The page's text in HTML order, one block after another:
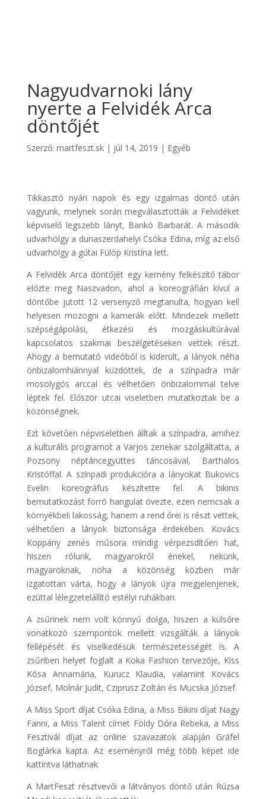
Nagyudvarnoki lány
nyerte a Felvidék Arca
döntőjét
Szerző: martfeszt.sk| júl 14, 2019 | Egyéb
Tikkasztó nyári napok és egy izgalmas döntő után
vagyunk, melynek során megválasztották a Felvidéket
képviselő legszebb lányt, Bankó Barbarát. A második
udvarhölgy a dunaszerdahelyi Csóka Edina, míg az első
udvarhölgy a gútai Fülöp Kristína lett.
A Felvidék Arca döntőjét egy kemény felkészítő tábor
előzte meg Naszvadon, ahol a koreográfián kívül a
döntőbe jutott 12 versenyző megtanulta, hogyan kell
helyesen mozogni a kamerák előtt. Mindezek mellett
szépségápolási, étkezési és mozgáskultúrával
kapcsolatos szakmai beszélgetéseken vettek részt.
Ahogy a bemutató videóból is kiderült, a lányok néha
önbizalomhiánnyal küzdöttek, de a színpadra már
mosolygós arccal és vélhetően önbizalommal telve
léptek fel. Először utcai viseletben mutatkoztak be a
közönségnek.
Ezt követően népviseletben álltak a színpadra, amihez
a kulturális programot a Varjos zenekar szolgáltatta, a
Pozsony néptáncegyüttes táncosával, Barthalos
Kristóffal. A színpadi produkcióra a lányokat Bukovics
Evelin koreográfus készítette fel. A bikinis
bemutatkozást forró hangulat övezte, ezen nemcsak a
környékbeli lakosság, hanem a rend őrei is részt vettek,
vélhetően a lányok biztonsága érdekében. Kovács
Koppány zenés műsora mindig vérpezsdítően hat,
hiszen rólunk, magyarokról énekel, nekünk,
magyaroknak, noha a közönség közben már
izgatottan várta, hogy a lányok újra megjelenjenek,
ezúttal lélegzetelállító estélyi ruhákban.
A zsűrinek nem volt könnyű dolga, hiszen a külsőre
vonatkozó szempontok mellett vizsgálták a lányok
fellépését és viselkedésük természetességét is. A
zsűriben helyet foglalt a Koka Fashion tervezője, Kiss
Kósa Annamária, Kurucz Klaudia, valamint Kovács
József, Molnár Judit, Cziprusz Zoltán és Mucska József.
A Miss Sport díjat Csóka Edina, a Miss Bikini díjat Nagy
Fanni, a Miss Talent címet Földy Dóra Rebeka, a Miss
Fesztivál díjat az online szavazatok alapján Gráfel
Boglárka kapta. Az eseményről még több képet ide
kattintva láthatnak
A MartFeszt résztvevői a látványos döntő után Rúzsa